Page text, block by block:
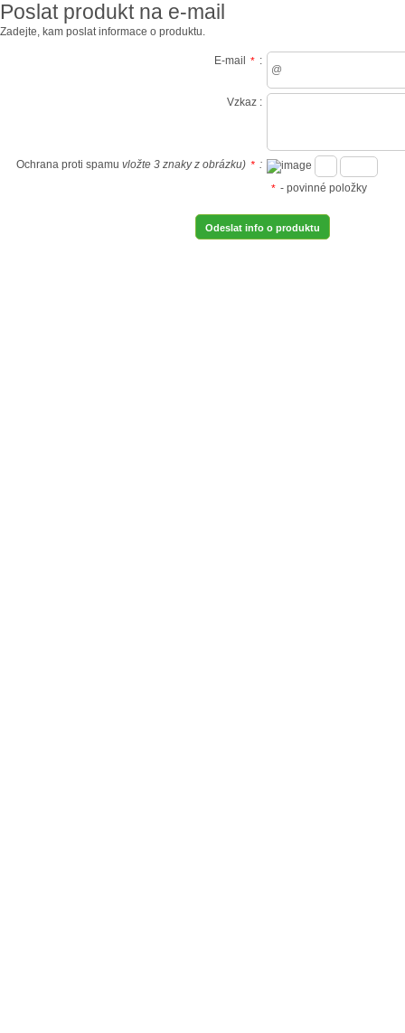
Poslat produkt na e-mail
Zadejte, kam poslat informace o produktu.
E-mail * :
Vzkaz :
Ochrana proti spamu vložte 3 znaky z obrázku) * :
* - povinné položky